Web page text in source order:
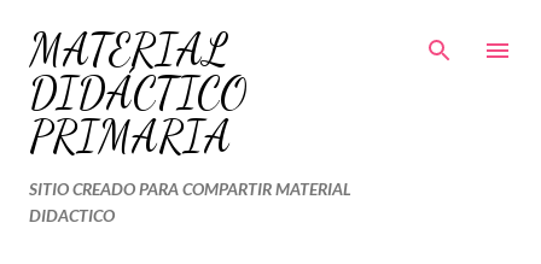
Ir al contenido principal
MATERIAL
DIDÁCTICO
PRIMARIA
SITIO CREADO PARA COMPARTIR MATERIAL
DIDACTICO